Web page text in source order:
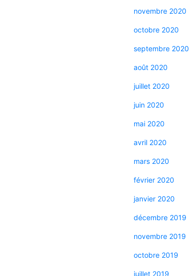
novembre 2020
octobre 2020
septembre 2020
août 2020
juillet 2020
juin 2020
mai 2020
avril 2020
mars 2020
février 2020
janvier 2020
décembre 2019
novembre 2019
octobre 2019
juillet 2019